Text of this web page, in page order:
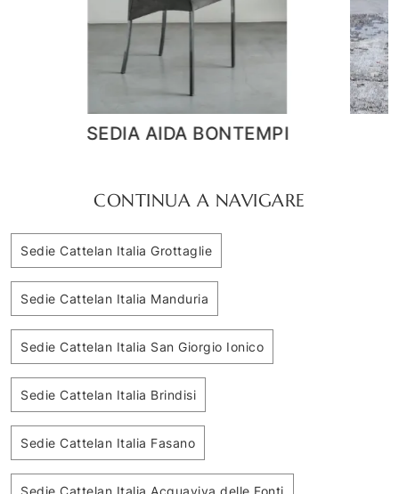
Kaori
CONTINUA A NAVIGARE
Sedie Cattelan Italia Grottaglie
Sedie Cattelan Italia Manduria
Sedie Cattelan Italia San Giorgio Ionico
Sedie Cattelan Italia Brindisi
Sedie Cattelan Italia Fasano
Sedie Cattelan Italia Acquaviva delle Fonti